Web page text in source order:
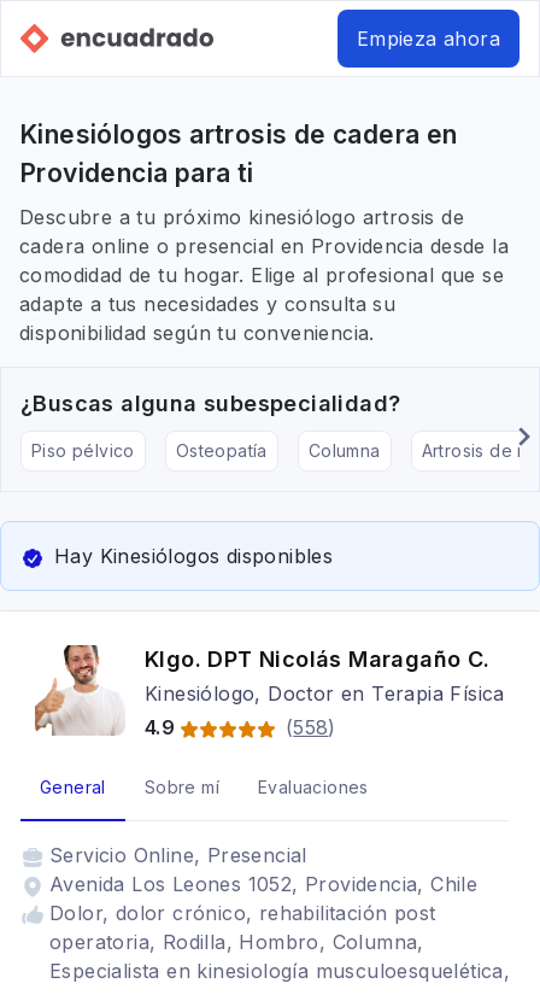
Empieza ahora
Kinesiólogos artrosis de cadera en
Providencia para ti
Descubre a tu próximo kinesiólogo artrosis de
cadera online o presencial en Providencia desde la
comodidad de tu hogar. Elige al profesional que se
adapte a tus necesidades y consulta su
disponibilidad según tu conveniencia.
¿Buscas alguna subespecialidad?
Piso pélvico Osteopatía Columna Artrosis de
Hay Kinesiólogos disponibles
Klgo. DPT Nicolás Maragaño C.
Kinesiólogo, Doctor en Terapia Física
4.9
(558)
General Sobre mí Evaluaciones
Servicio Online, Presencial
Avenida Los Leones 1052, Providencia, Chile
Dolor, dolor crónico, rehabilitación post
operatoria, Rodilla, Hombro, Columna,
Especialista en kinesiología musculoesquelética,